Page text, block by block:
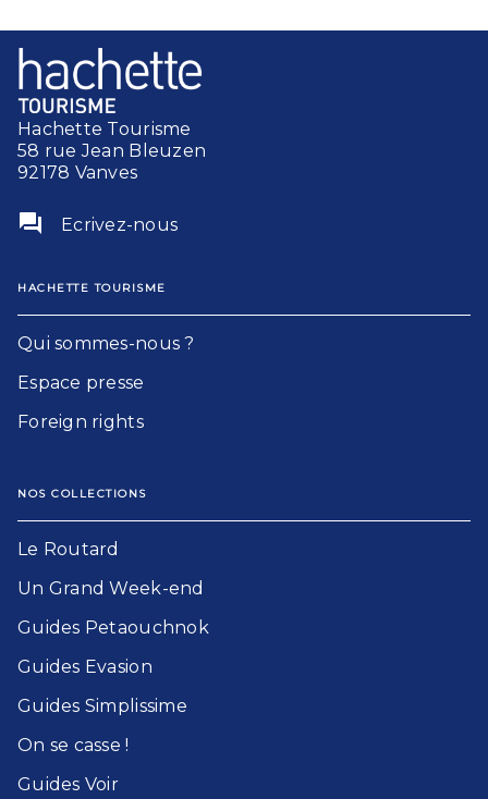
Hachette Tourisme
58 rue Jean Bleuzen
92178 Vanves
question_answer Ecrivez-nous
HACHETTE TOURISME
Qui sommes-nous ?
Espace presse
Foreign rights
NOS COLLECTIONS
Le Routard​
Un Grand Week-end​
Guides Petaouchnok​
Guides Evasion​
Guides Simplissime​
On se casse !​
Guides Voir​